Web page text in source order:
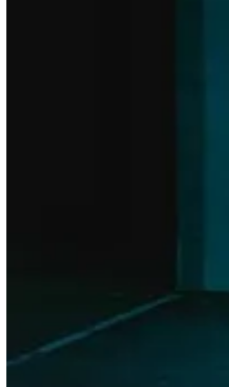
Nuestra amígdala está tranquila porque
para comprarlo ya y que tu